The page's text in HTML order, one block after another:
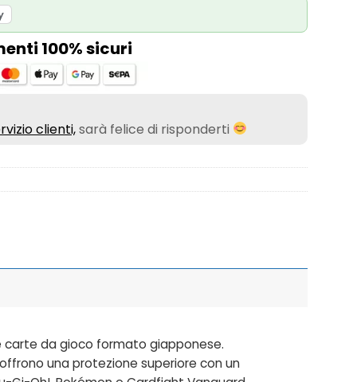
100% sicuri
clienti,sarà felice di risponderti
carte da gioco formato giapponese.
una protezione superiore con un